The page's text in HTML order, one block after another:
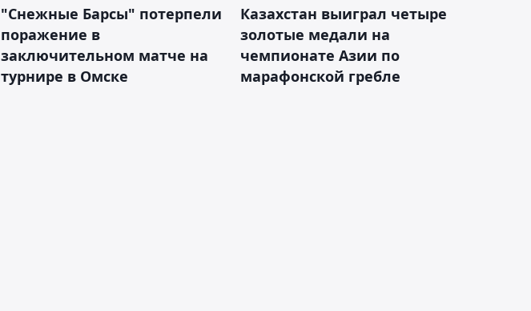
"Снежные Барсы" потерпели
поражение в
заключительном матче на
турнире в Омске
Казахстан выиграл четыре
золотые медали на
чемпионате Азии по
марафонской гребле